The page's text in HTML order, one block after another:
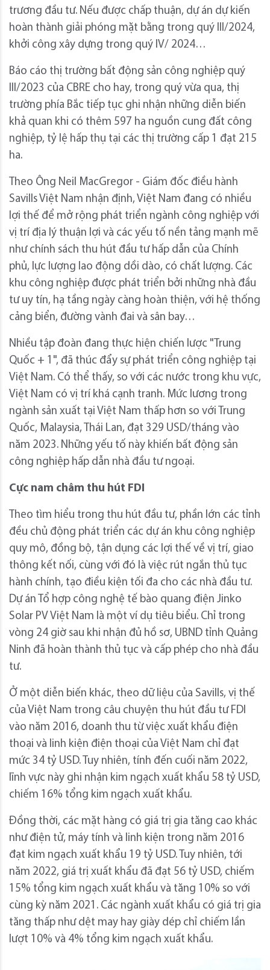
trương đầu tư. Nếu được chấp thuận, dự án dự kiến
hoàn thành giải phóng mặt bằng trong quý III/2024,
khởi công xây dựng trong quý IV/ 2024…
Báo cáo thị trường bất động sản công nghiệp quý
III/2023 của CBRE cho hay, trong quý vừa qua, thị
trường phía Bắc tiếp tục ghi nhận những diễn biến
khả quan khi có thêm 597 ha nguồn cung đất công
nghiệp, tỷ lệ hấp thụ tại các thị trường cấp 1 đạt 215
ha.
Theo Ông Neil MacGregor - Giám đốc điều hành
Savills Việt Nam nhận định, Việt Nam đang có nhiều
lợi thế để mở rộng phát triển ngành công nghiệp với
vị trí địa lý thuận lợi và các yếu tố nền tảng mạnh mẽ
như chính sách thu hút đầu tư hấp dẫn của Chính
phủ, lực lượng lao động dồi dào, có chất lượng. Các
khu công nghiệp được phát triển bởi những nhà đầu
tư uy tín, hạ tầng ngày càng hoàn thiện, với hệ thống
cảng biển, đường vành đai và sân bay…
Nhiều tập đoàn đang thực hiện chiến lược "Trung
Quốc + 1", đã thúc đẩy sự phát triển công nghiệp tại
Việt Nam. Có thể thấy, so với các nước trong khu vực,
Việt Nam có vị trí khá cạnh tranh. Mức lương trong
ngành sản xuất tại Việt Nam thấp hơn so với Trung
Quốc, Malaysia, Thái Lan, đạt 329 USD/tháng vào
năm 2023. Những yếu tố này khiến bất động sản
công nghiệp hấp dẫn nhà đầu tư ngoại.
Cực nam châm thu hút FDI
Theo tìm hiểu trong thu hút đầu tư, phần lớn các tỉnh
đều chủ động phát triển các dự án khu công nghiệp
quy mô, đồng bộ, tận dụng các lợi thế về vị trí, giao
thông kết nối, cùng với đó là việc rút ngắn thủ tục
hành chính, tạo điều kiện tối đa cho các nhà đầu tư.
Dự án Tổ hợp công nghệ tế bào quang điện Jinko
Solar PV Việt Nam là một ví dụ tiêu biểu. Chỉ trong
vòng 24 giờ sau khi nhận đủ hồ sơ, UBND tỉnh Quảng
Ninh đã hoàn thành thủ tục và cấp phép cho nhà đầu
tư.
Ở một diễn biến khác, theo dữ liệu của Savills, vị thế
của Việt Nam trong câu chuyện thu hút đầu tư FDI
vào năm 2016, doanh thu từ việc xuất khẩu điện
thoại và linh kiện điện thoại của Việt Nam chỉ đạt
mức 34 tỷ USD. Tuy nhiên, tính đến cuối năm 2022,
lĩnh vực này ghi nhận kim ngạch xuất khẩu 58 tỷ USD,
chiếm 16% tổng kim ngạch xuất khẩu.
Đồng thời, các mặt hàng có giá trị gia tăng cao khác
như điện tử, máy tính và linh kiện trong năm 2016
đạt kim ngạch xuất khẩu 19 tỷ USD. Tuy nhiên, tới
năm 2022, giá trị xuất khẩu đã đạt 56 tỷ USD, chiếm
15% tổng kim ngạch xuất khẩu và tăng 10% so với
cùng kỳ năm 2021. Các ngành xuất khẩu có giá trị gia
tăng thấp như dệt may hay giày dép chỉ chiếm lần
lượt 10% và 4% tổng kim ngạch xuất khẩu.